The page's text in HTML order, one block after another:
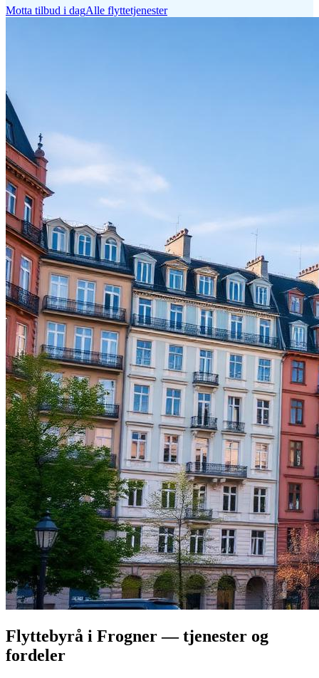
Motta tilbud i dagAlle flyttetjenester
Flyttebyrå i Frogner — tjenester og
fordeler